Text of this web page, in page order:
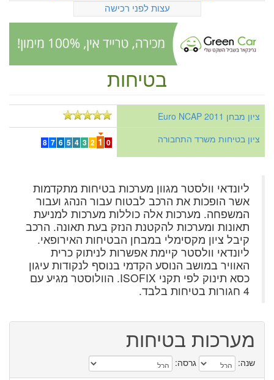
עצות לפני רכישה
בטיחות
ציון מבחן Euro NCAP 2011
ציון בטיחות משרד התחבורה
0
1
2
3
4
5
6
7
8
ליונדאי וולסטר מגוון מערכות בטיחות מתקדמות
אשר הופכות את הרכב לבטוח עבור הנהג ועבור
המשפחה. מערכות אלה כוללות מערכות למניעת
תאונות ומערכות להקטנת הנזק בעת תאונה. הרכב
קיבל ציון מקסימלי במבחן הבטיחות האירופאי.
ליונדאי וולסטר קיימת אפשרות לניתוק כרית
האוויר במושב הנוסע הקדמי בנוסף לנקודות עיגון
כסא תינוק לפי תקני ISOFIX. הוולוסטר מגיע עם
4 חגורות בטיחות בלבד.
מערכות בטיחות
שנה: גרסה: